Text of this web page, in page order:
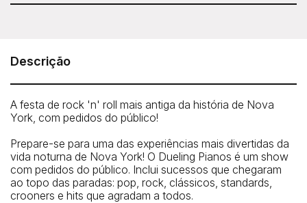
NY 10001
Telefone: 917-921-4128
Descrição
A festa de rock 'n' roll mais antiga da história de Nova
York, com pedidos do público!
Prepare-se para uma das experiências mais divertidas da
vida noturna de Nova York! O Dueling Pianos é um show
com pedidos do público. Inclui sucessos que chegaram
ao topo das paradas: pop, rock, clássicos, standards,
crooners e hits que agradam a todos.